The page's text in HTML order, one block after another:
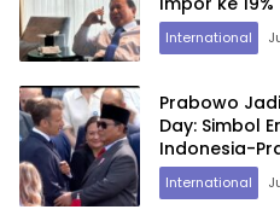
International
Prabowo
Day: Simbol
Indonesia-
International